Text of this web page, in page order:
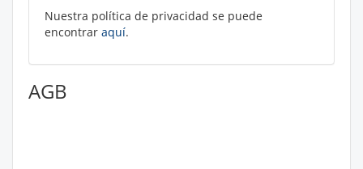
Nuestra política de privacidad se puede
encontrar aquí.
AGB